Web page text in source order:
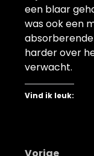
een blaar
was ook een
harder over
verwacht.
Vind ik leuk:
Vorige